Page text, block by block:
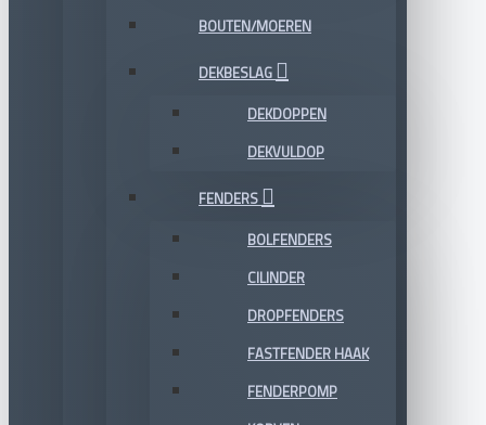
BOUTEN/MOEREN
DEKBESLAG
DEKDOPPEN
DEKVULDOP
FENDERS
BOLFENDERS
CILINDER
DROPFENDERS
FASTFENDER HAAK
FENDERPOMP